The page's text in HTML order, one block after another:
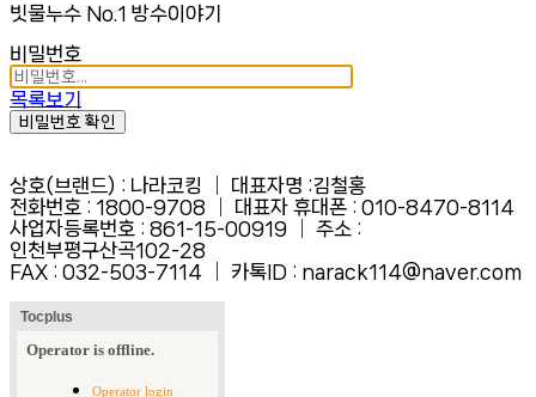
빗물누수 No.1 방수이야기
비밀번호
목록보기
비밀번호 확인
상호(브랜드) : 나라코킹 │ 대표자명 :김철홍
전화번호 : 1800-9708 │ 대표자 휴대폰 : 010-8470-8114
사업자등록번호 : 861-15-00919 │ 주소 :
인천부평구산곡102-28
FAX : 032-503-7114 │ 카톡ID : narack114@naver.com